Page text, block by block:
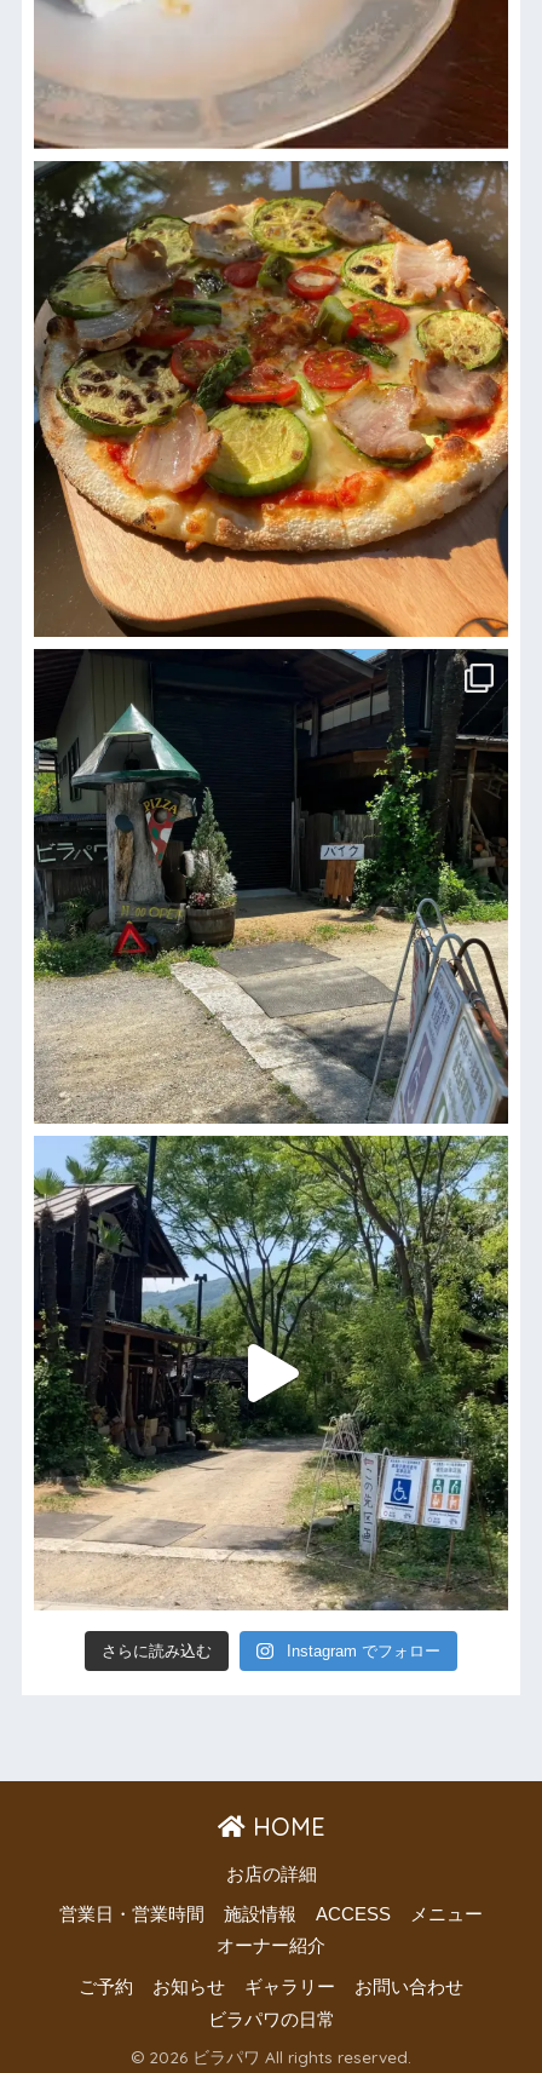
さらに読み込む Instagram でフォロー
HOME
お店の詳細
営業日・営業時間 施設情報 ACCESS
メニュー
オーナー紹介
ご予約 お知らせ ギャラリー
お問い合わせ
ビラパワの日常
© 2026 ビラパワ All rights reserved.